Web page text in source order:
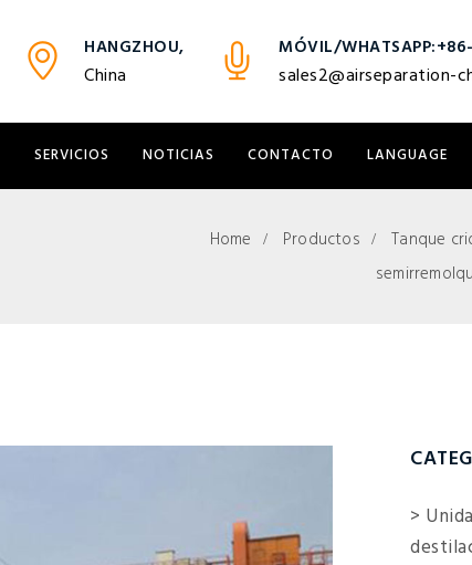
HANGZHOU,
China
MÓVIL/
sales2@airseparation-
SERVICIOS NOTICIAS CONTACTO LANGUAGE
Home Productos
Tanque
>